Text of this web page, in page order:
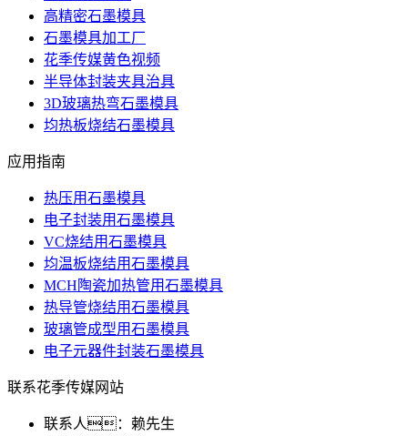
高精密石墨模具
石墨模具加工厂
花季传媒黄色视频
半导体封装夹具治具
3D玻璃热弯石墨模具
均热板烧结石墨模具
应用指南
热压用石墨模具
电子封装用石墨模具
VC烧结用石墨模具
均温板烧结用石墨模具
MCH陶瓷加热管用石墨模具
热导管烧结用石墨模具
玻璃管成型用石墨模具
电子元器件封装石墨模具
联系花季传媒网站
联系人：赖先生